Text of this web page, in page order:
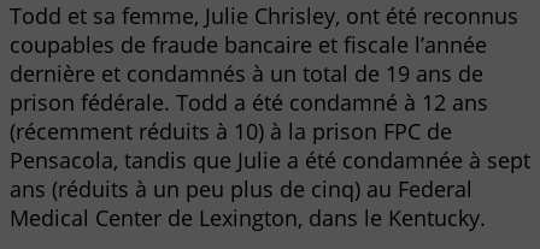
Todd et sa femme, Julie Chrisley, ont été reconnus
coupables de fraude bancaire et fiscale l’année
dernière et condamnés à un total de 19 ans de
prison fédérale. Todd a été condamné à 12 ans
(récemment réduits à 10) à la prison FPC de
Pensacola, tandis que Julie a été condamnée à sept
ans (réduits à un peu plus de cinq) au Federal
Medical Center de Lexington, dans le Kentucky.